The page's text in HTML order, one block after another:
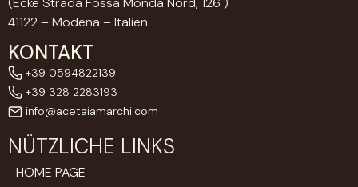
41122 – Modena – Italien
KONTAKT
+39 0594822139
+39 328 2283193
info@acetaiamarchi.com
NÜTZLICHE LINKS
HOME PAGE